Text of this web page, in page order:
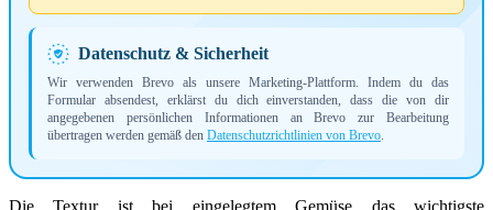
Datenschutz & Sicherheit
Wir verwenden Brevo als unsere Marketing-Plattform. Indem du das
Formular absendest, erklärst du dich einverstanden, dass die von dir
angegebenen persönlichen Informationen an Brevo zur Bearbeitung
übertragen werden gemäß den Datenschutzrichtlinien von Brevo
Die Textur ist bei eingelegtem Gemüse das wichtigste